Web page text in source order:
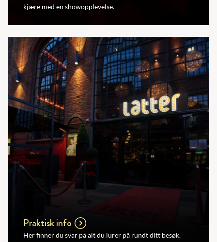
kjære med en showopplevelse.
Praktisk info
Her finner du svar på alt du lurer på rundt ditt besøk.